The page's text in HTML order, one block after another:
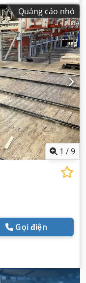
Quảng cáo nhỏ
1 /9
Gọi điện